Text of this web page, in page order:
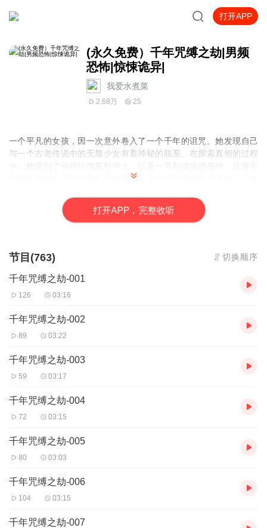
打开APP
(永久免费）千年咒缚之劫|男频
恐怖|惊悚诡异|
我爱水煮菜
2.68万 25
一个平凡的女孩，因一次意外卷入了一个千年的诅咒。她发现自己
与一个古老传说中的无脸少女有着神秘的联系。在探索真相的过程
蜃楼的神秘古洞到人面红花的传说，在惊悚与悬疑中逐渐揭开千年
打开APP，完整收听
节目(763) 切换顺序
千年咒缚之劫-001
126 03:16
千年咒缚之劫-002
89 03:22
千年咒缚之劫-003
59 03:17
千年咒缚之劫-004
72 03:15
千年咒缚之劫-005
80 03:03
千年咒缚之劫-006
104 03:15
千年咒缚之劫-007